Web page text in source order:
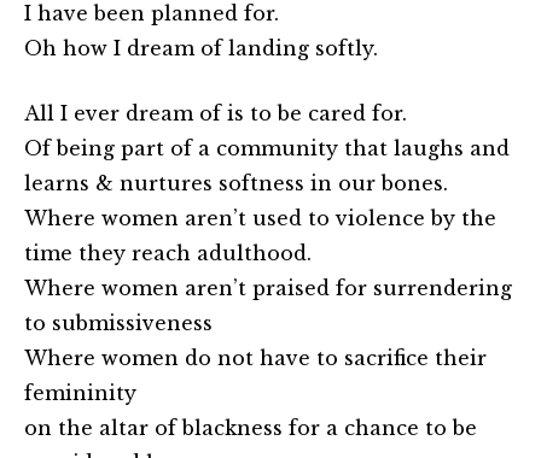
I have been planned for.
Oh how I dream of landing softly.
All I ever dream of is to be cared for.
Of being part of a community that laughs and
learns & nurtures softness in our bones.
Where women aren’t used to violence by the
time they reach adulthood.
Where women aren’t praised for surrendering
to submissiveness
Where women do not have to sacrifice their
femininity
on the altar of blackness for a chance to be